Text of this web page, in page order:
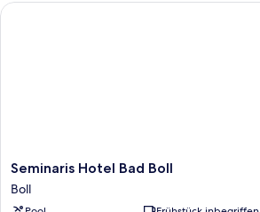
Seminaris
Hotel
Bad
Seminaris Hotel Bad Boll
Boll
Seminaris Hotel Bad Boll